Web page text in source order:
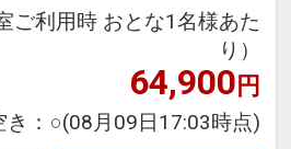
食を希望の場合は、フ
けください。
朝食2，500円となりま
ご利用時 おとな1名様あた
り）
64,900円
き： ○(08月09日17:03時点)